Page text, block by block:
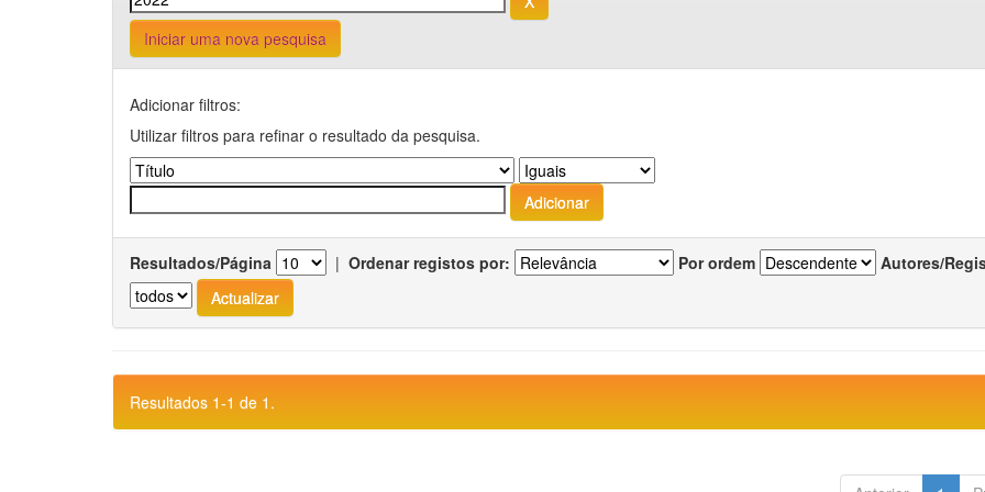
Iniciar uma nova pesquisa
Adicionar filtros:
Utilizar filtros para refinar o resultado da pesquisa.
Resultados/Página | Ordenar registos por: Por ordem Autores/
Resultados 1-1 de 1.